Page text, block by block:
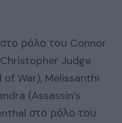
ρόλο του Connor
Judge
War), Melissanthi
(Assassin’s
στο ρόλο του